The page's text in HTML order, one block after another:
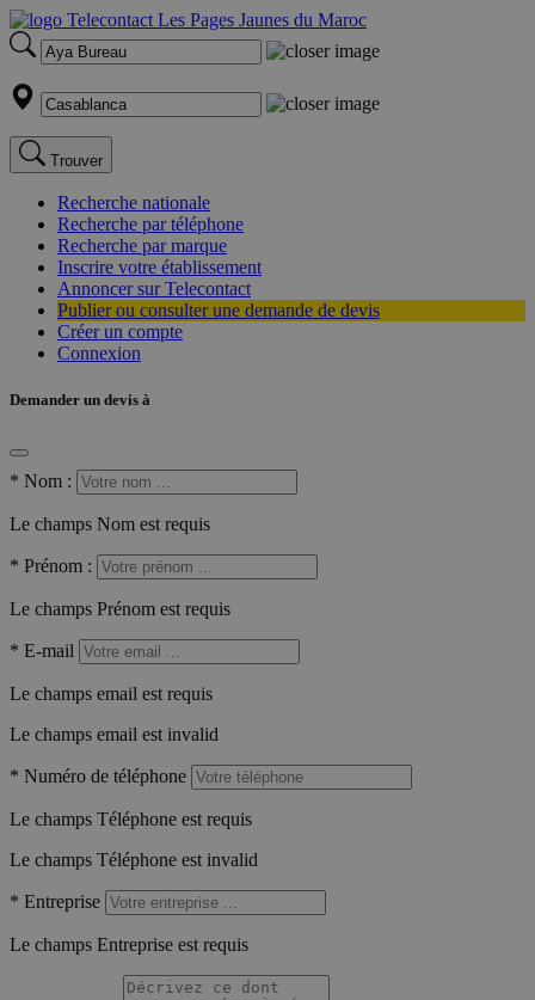
Trouver
Recherche nationale
Recherche par téléphone
Recherche par marque
Inscrire votre établissement
Annoncer sur Telecontact
Publier ou consulter une demande de devis
Créer un compte
Connexion
Demander un devis à
* Nom :
Le champs Nom est requis
* Prénom :
Le champs Prénom est requis
* E-mail
Le champs email est requis
Le champs email est invalid
* Numéro de téléphone
Le champs Téléphone est requis
Le champs Téléphone est invalid
* Entreprise
Le champs Entreprise est requis